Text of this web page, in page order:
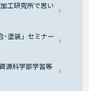
工研究所で思い
･塗装」セミナー
源科学部学習等